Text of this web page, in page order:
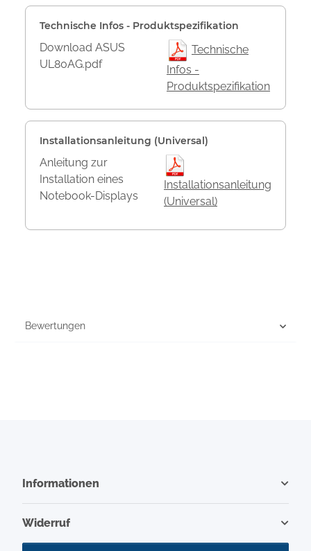
Technische Infos - Produktspezifikation
Download ASUS
UL80AG.pdf
Technische
Infos -
Produktspezifikation
Installationsanleitung (Universal)
Anleitung zur
Installation eines
Notebook-Displays
Installationsanleitung
(Universal)
Bewertungen
Informationen
Widerruf